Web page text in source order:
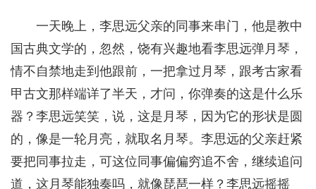
一天晚上，李思远父亲的同事来串门，他是教中
国古典文学的，忽然，饶有兴趣地看李思远弹月琴，
情不自禁地走到他跟前，一把拿过月琴，跟考古家看
甲古文那样端详了半天，才问，你弹奏的这是什么乐
器？李思远笑笑，说，这是月琴，因为它的形状是圆
的，像是一轮月亮，就取名月琴。李思远的父亲赶紧
要把同事拉走，可这位同事偏偏穷追不舍，继续追问
道，这月琴能独奏吗，就像琵琶一样？李思远摇摇